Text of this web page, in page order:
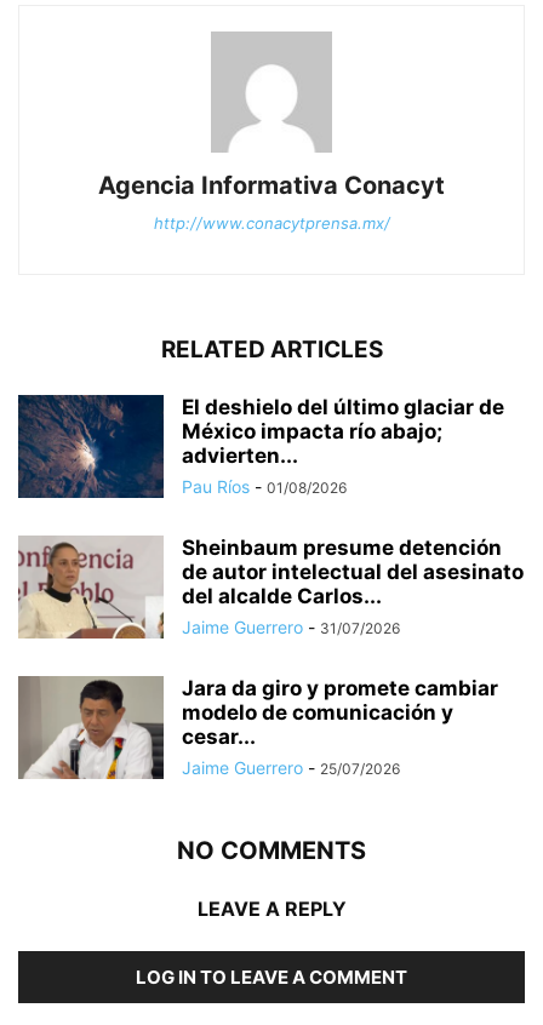
Agencia Informativa Conacyt
http://www.conacytprensa.mx/
RELATED ARTICLES
El deshielo del último glaciar de
México impacta río abajo;
advierten...
Pau Ríos - 01/08/2026
Sheinbaum presume detención
de autor intelectual del asesinato
del alcalde Carlos...
Jaime Guerrero - 31/07/2026
Jara da giro y promete cambiar
modelo de comunicación y
cesar...
Jaime Guerrero - 25/07/2026
NO COMMENTS
LEAVE A REPLY
LOG IN TO LEAVE A COMMENT